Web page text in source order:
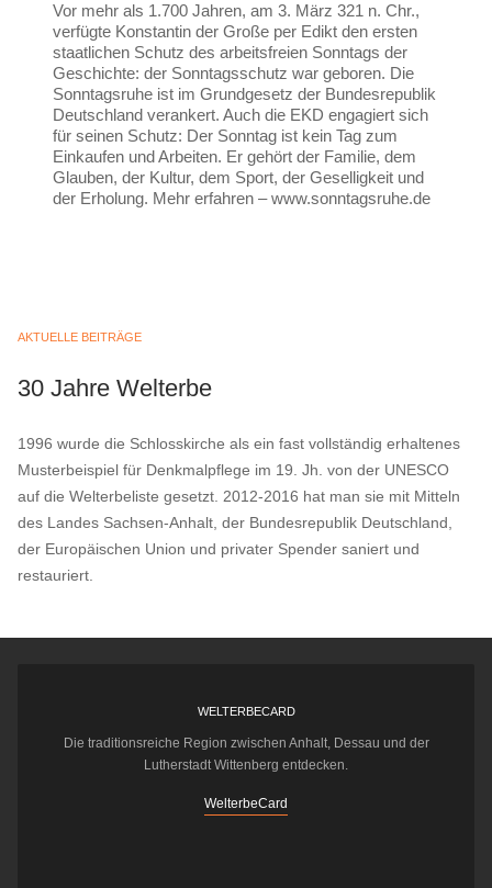
Vor mehr als 1.700 Jahren, am 3. März 321 n. Chr.,
verfügte Konstantin der Große per Edikt den ersten
staatlichen Schutz des arbeitsfreien Sonntags der
Geschichte: der Sonntagsschutz war geboren. Die
Sonntagsruhe ist im Grundgesetz der Bundesrepublik
Deutschland verankert. Auch die EKD engagiert sich
für seinen Schutz: Der Sonntag ist kein Tag zum
Einkaufen und Arbeiten. Er gehört der Familie, dem
Glauben, der Kultur, dem Sport, der Geselligkeit und
der Erholung. Mehr erfahren – www.sonntagsruhe.de
AKTUELLE BEITRÄGE
30 Jahre Welterbe
1996 wurde die Schlosskirche als ein fast vollständig erhaltenes
Musterbeispiel für Denkmalpflege im 19. Jh. von der UNESCO
auf die Welterbeliste gesetzt. 2012-2016 hat man sie mit Mitteln
des Landes Sachsen-Anhalt, der Bundesrepublik Deutschland,
der Europäischen Union und privater Spender saniert und
restauriert.
WELTERBECARD
Die traditionsreiche Region zwischen Anhalt, Dessau und der
Lutherstadt Wittenberg entdecken.
WelterbeCard